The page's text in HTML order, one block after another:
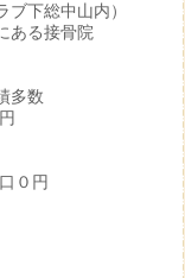
下総中山内）
ある接骨院
多数
０円